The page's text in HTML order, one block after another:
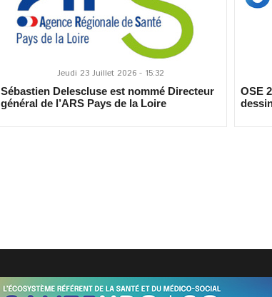
Jeudi 23 Juillet 2026 - 15:32
Sébastien Delescluse est nommé Directeur
général de l’ARS Pays de la Loire
OSE